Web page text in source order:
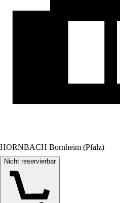
HORNBACH Bornheim (Pfalz)
Nicht reservierbar